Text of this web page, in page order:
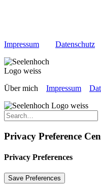
Impressum Datenschutz
Über mich Impressum
Privacy Preference
Privacy Preferences